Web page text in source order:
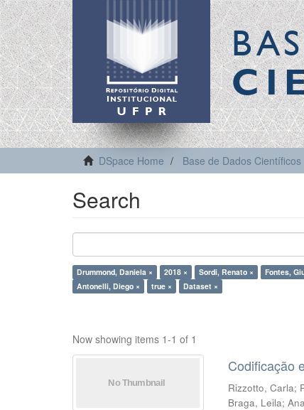
DSpace Home Base de Dados Científicos
Search
Drummond, Daniela × 2018 × Sordi, Renato × Fontes,
Antonelli, Diego ×
true × Dataset ×
Now showing items 1-1 of 1
Codificação
Rizzotto, Carla;
Braga, Leila;